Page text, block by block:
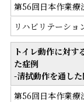
第56回日本作業療
リハビリテーショ
トイレ動作に対
た症例
-清拭動作を通し
第56回日本作業療